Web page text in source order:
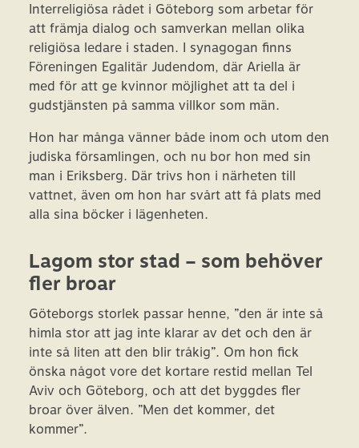
Interreligiösa rådet i Göteborg som arbetar för
att främja dialog och samverkan mellan olika
religiösa ledare i staden. I synagogan finns
Föreningen Egalitär Judendom, där Ariella är
med för att ge kvinnor möjlighet att ta del i
gudstjänsten på samma villkor som män.
Hon har många vänner både inom och utom den
judiska församlingen, och nu bor hon med sin
man i Eriksberg. Där trivs hon i närheten till
vattnet, även om hon har svårt att få plats med
alla sina böcker i lägenheten.
Lagom stor stad – som behöver
fler broar
Göteborgs storlek passar henne, ”den är inte så
himla stor att jag inte klarar av det och den är
inte så liten att den blir tråkig”. Om hon fick
önska något vore det kortare restid mellan Tel
Aviv och Göteborg, och att det byggdes fler
broar över älven. ”Men det kommer, det
kommer”.